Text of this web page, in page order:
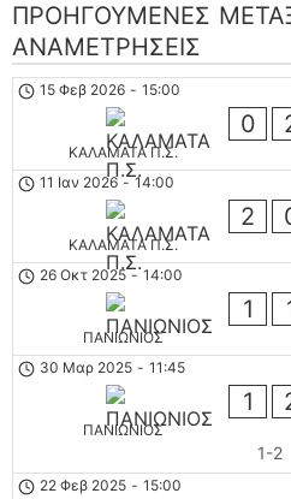
ΠΡΟΗΓΟΎΜΕΝΕΣ
ΑΝΑΜΕΤΡΉΣΕΙΣ
15 Φεβ 2026 - 15:00
ΚΑΛΑΜΑΤΑ Π.Σ.
0
11 Ιαν 2026 - 14:00
ΚΑΛΑΜΑΤΑ Π.Σ.
2
26 Οκτ 2025 - 14:00
ΠΑΝΙΩΝΙΟΣ
1
30 Μαρ 2025 - 11:45
ΠΑΝΙΩΝΙΟΣ
1
1-2
22 Φεβ 2025 - 15:00